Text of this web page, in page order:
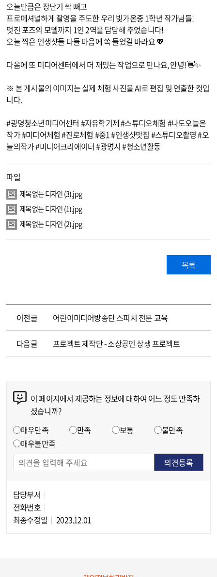
오늘만큼은 장난기 싹 빼고
프로페셔널하게 촬영을 주도한 우리 빛가온중 1학년 작가님들!
멋진 포즈의 모델까지 1인 2역을 담당해 주었습니다!
오늘 찍은 인생샷들 다들 마음에 쏙 들었길 바라요 💖
다음에 또 미디어센터에서 더 재밌는 작업으로 만나요, 안녕! 👋✨
※ 본 게시물의 이미지는 실제 체험 사진을 AI로 편집 및 연출한 컷입
니다.
#광명청소년미디어센터 #자유학기제 #스튜디오체험 #나도오늘은
작가 #미디어체험 #진로체험 #중1 #인생샷맛집 #스튜디오촬영 #오
늘의작가 #미디어크리에이터 #광명시 #청소년활동
파일
제목 없는 디자인 (3).jpg
제목 없는 디자인 (1).jpg
제목 없는 디자인 (2).jpg
목록
이전글 어린이미디어방송단 스피치 전문 교육
다음글 프로젝트 제작단 - 소상공인 상생 프로젝트
이 페이지에서 제공하는 정보에 대하여 어느 정도 만족하
셨습니까?
매우만족 만족 보통
불만족
매우불만족
담당부서
전화번호
최종수정일
2023.12.01